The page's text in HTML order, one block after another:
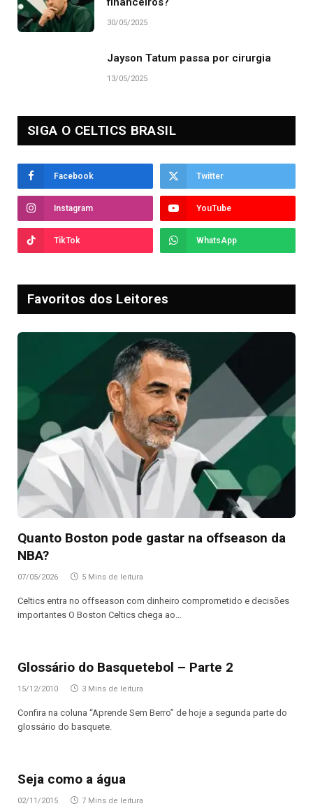
30/05/2025
Jayson Tatum passa por cirurgia
13/05/2025
SIGA O CELTICS BRASIL
Facebook Twitter
Instagram YouTube
TikTok WhatsApp
Favoritos dos Leitores
Quanto Boston pode gastar na offseason da
NBA?
07/05/2026 5 Mins de leitura
Celtics entra no offseason com dinheiro comprometido e decisões
importantes O Boston Celtics chega ao…
Glossário do Basquetebol – Parte 2
15/12/2010 3 Mins de leitura
Confira na coluna “Aprende Sem Berro” de hoje a segunda parte do
glossário do basquete.
Seja como a água
02/11/2015 7 Mins de leitura